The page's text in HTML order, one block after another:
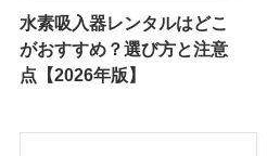
水素吸入器レンタルはどこ
がおすすめ？選び方と注意
点【2026年版】